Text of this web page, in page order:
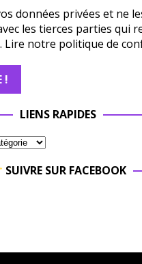
données privées et ne
les tierces parties qui
Lire notre politique de
LIENS RAPIDES
SUIVRE SUR FACEBOOK